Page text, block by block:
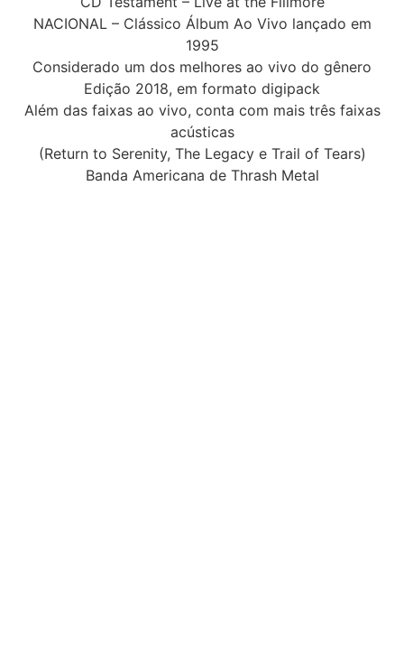
NACIONAL – Clássico Álbum Ao Vivo lançado em
1995
Considerado um dos melhores ao vivo do gênero
Edição 2018, em formato digipack
Além das faixas ao vivo, conta com mais três faixas
acústicas
(Return to Serenity, The Legacy e Trail of Tears)
Banda Americana de Thrash Metal